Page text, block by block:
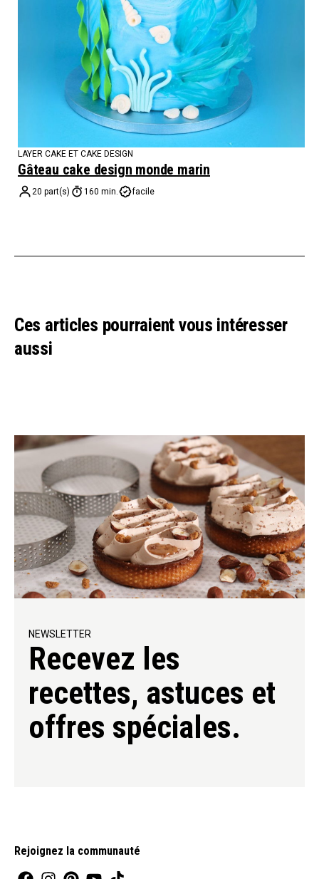
LAYER CAKE ET CAKE DESIGN
Gâteau cake design monde marin
20 part(s) 160 min. facile
Ces articles pourraient vous intéresser
aussi
NEWSLETTER
Recevez les
recettes, astuces et
offres spéciales.
Rejoignez la communauté